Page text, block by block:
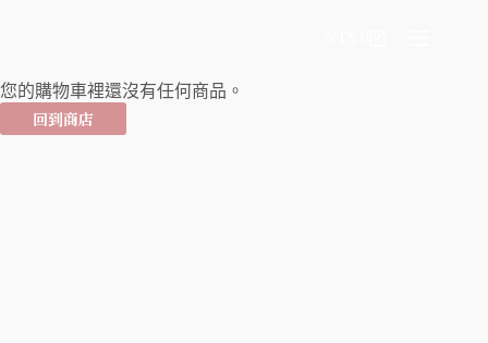
您的購物車裡還沒有任何商品。
回到商店